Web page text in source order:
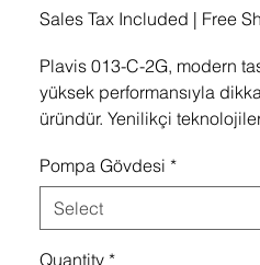
Sales Tax Included | Free
Plavis 013-C-2G, modern
yüksek performansıyla
üründür. Yenilikçi
iyi şekilde karşılamak için
geliştirilmiştir. Kaliteli
kullanılarak üretilmiş
dayanıklılığını ve uzun
Pompa Gövdesi *
Select
Quantity *